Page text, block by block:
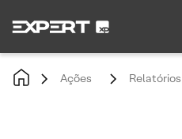
Ações Relatórios